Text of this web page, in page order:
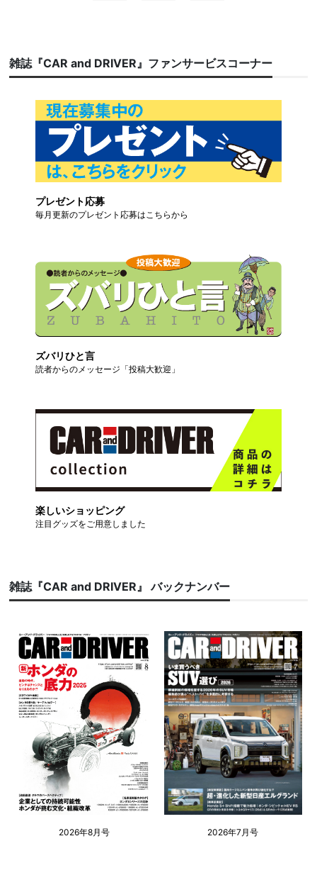
雑誌『CAR and DRIVER』ファンサービスコーナー
プレゼント応募
毎月更新のプレゼント応募はこちらから
ズバリひと言
読者からのメッセージ「投稿大歓迎」
楽しいショッピング
注目グッズをご用意しました
雑誌『CAR and DRIVER』 バックナンバー
2026年8月号 2026年7月号